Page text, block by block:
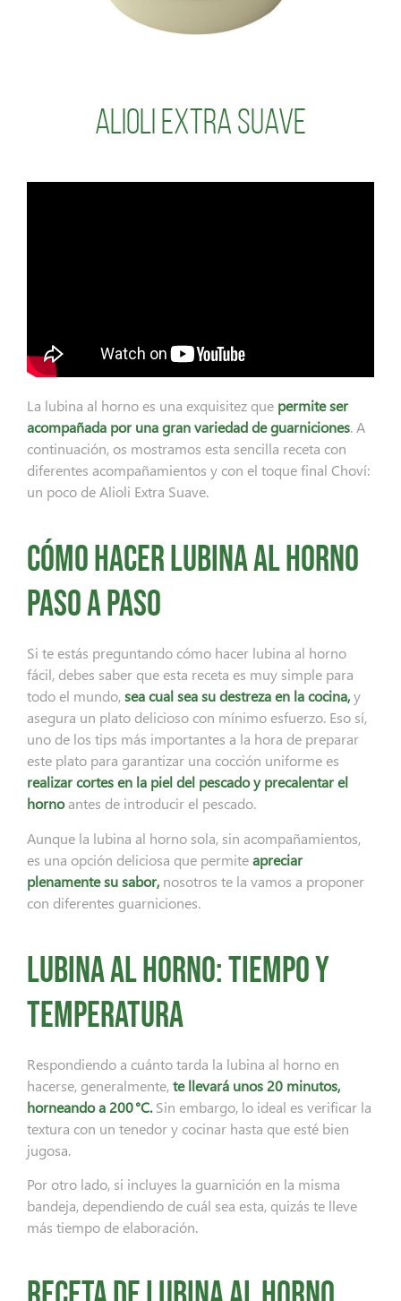
Alioli Extra Suave
La lubina al horno es una exquisitez que permite ser
acompañada por una gran variedad de guarniciones. A
continuación, os mostramos esta sencilla receta con
diferentes acompañamientos y con el toque final Choví:
un poco de Alioli Extra Suave.
Cómo hacer lubina al horno
paso a paso
Si te estás preguntando cómo hacer lubina al horno
fácil, debes saber que esta receta es muy simple para
todo el mundo,sea cual sea su destreza en la cocina,y
asegura un plato delicioso con mínimo esfuerzo. Eso sí,
uno de los tips más importantes a la hora de preparar
este plato para garantizar una cocción uniforme es
realizar cortes en la piel del pescado y precalentar el
hornoantes de introducir el pescado.
Aunque la lubina al horno sola, sin acompañamientos,
es una opción deliciosa que permiteapreciar
plenamente su sabor, nosotros te la vamos a proponer
con diferentes guarniciones.
Lubina al horno: tiempo y
temperatura
Respondiendo a cuánto tarda la lubina al horno en
hacerse, generalmente,te llevará unos 20 minutos,
horneando a 200 °C.Sin embargo, lo ideal es verificar la
textura con un tenedor y cocinar hasta que esté bien
jugosa.
Por otro lado, si incluyes la guarnición en la misma
bandeja, dependiendo de cuál sea esta, quizás te lleve
más tiempo de elaboración.